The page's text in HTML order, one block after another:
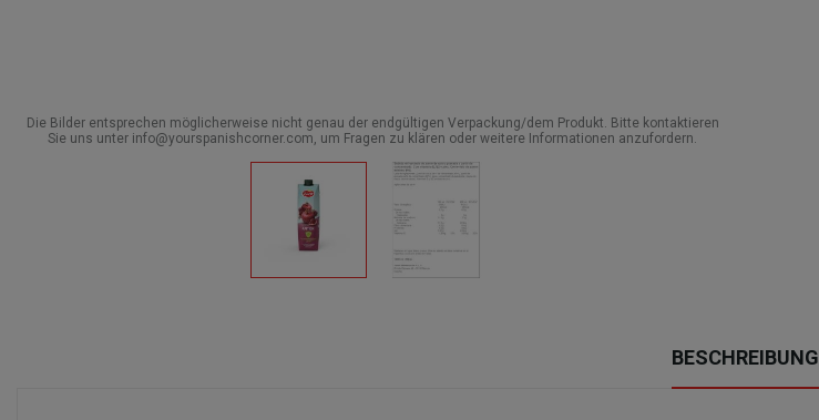
Die Bilder entsprechen möglicherweise nicht genau der endgültigen Verpackung/dem Produkt. Bitte kontaktieren
Sie uns unter info@yourspanishcorner.com, um Fragen zu klären oder weitere Informationen anzufordern.
BESCHREIBUNG